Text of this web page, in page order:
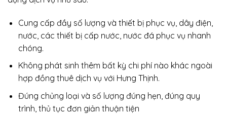
Cung cấp đầy số lượng và thiết bị phục vụ, dây điện,
nước, các thiết bị cấp nước, nước đá phục vụ nhanh
chóng.
Không phát sinh thêm bất kỳ chi phí nào khác ngoài
hợp đồng thuê dịch vụ với Hưng Thịnh.
Đúng chủng loại và số lượng đúng hẹn, đúng quy
trình, thủ tục đơn giản thuận tiện